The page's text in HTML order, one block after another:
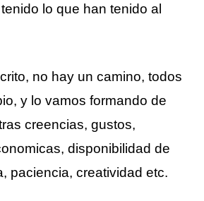
lo que han tenido al
no hay un camino, todos
y lo vamos formando de
creencias, gustos,
disponibilidad de
paciencia, creatividad etc.